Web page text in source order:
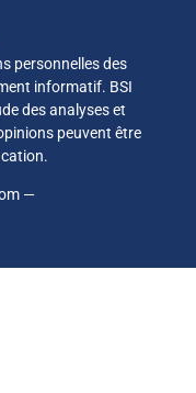
personnelles des
informatif. BSI
des analyses et
peuvent être
—